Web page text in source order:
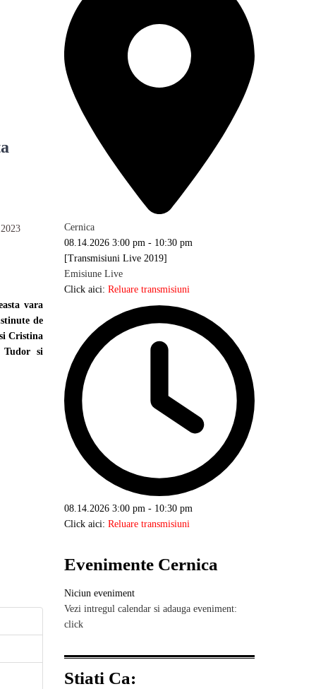
vara
de
Cristina
Tudor si
Cernica
08.14.2026 3:00 pm - 10:30 pm
[Transmisiuni Live 2019]
Emisiune Live
Click aici: Reluare transmisiuni
08.14.2026 3:00 pm - 10:30 pm
Click aici: Reluare transmisiuni
Evenimente Cernica
Niciun eveniment
Vezi intregul calendar si adauga eveniment:
click
Stiati Ca: